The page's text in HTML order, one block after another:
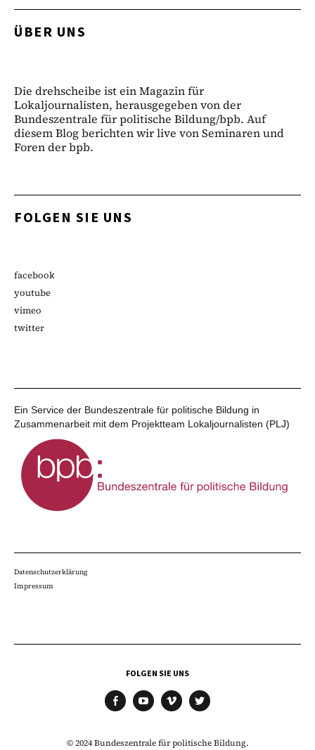
ÜBER UNS
Die drehscheibe ist ein Magazin für
Lokaljournalisten, herausgegeben von der
Bundeszentrale für politische Bildung/bpb. Auf
diesem Blog berichten wir live von Seminaren und
Foren der bpb.
FOLGEN SIE UNS
facebook
youtube
vimeo
twitter
Ein Service der Bundeszentrale für politische Bildung in
Zusammenarbeit mit dem Projektteam Lokaljournalisten (PLJ)
Datenschutzerklärung
Impressum
FOLGEN SIE UNS
facebookyoutubevimeo twitter
© 2024 Bundeszentrale für politische Bildung